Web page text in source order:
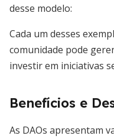
desse modelo:
Cada um desses
comunidade pode
investir em iniciativas
Benefícios e
As DAOs apresentam